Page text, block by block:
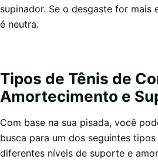
supinador. Se o desgaste for mais
é neutra.
Tipos de Tênis de
Amortecimento e
Com base na sua pisada, você
busca para um dos seguintes
diferentes níveis de suporte e